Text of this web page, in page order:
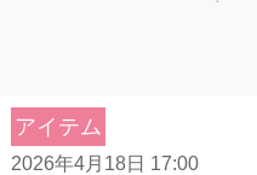
アイテム
2026年4月18日 17:00